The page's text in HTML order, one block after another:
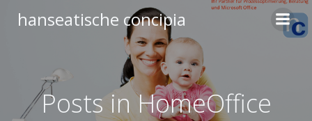
Zum
Inhalt
springen
hanseatische concipia
Posts in HomeOffice